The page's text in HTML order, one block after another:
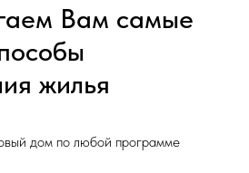
Вам самые
жилья
дом по любой программе